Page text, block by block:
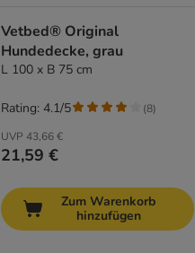
Vetbed® Original
Hundedecke, grau
L 100 x B 75 cm
UVP 43,66 €
21,59 €
Rating: 4.1/5 (8)
Zum Warenkorb
hinzufügen